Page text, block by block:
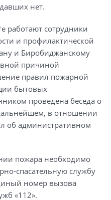
нет.
работают сотрудники
и профилактической
и Биробиджанскому
причиной
правил пожарной
бытовых
проведена беседа о
в отношении
об административном
пожара необходимо
спасательную службу
номер вызова
«112».